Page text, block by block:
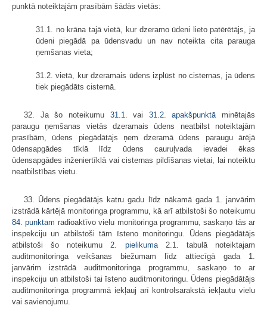
punktā noteiktajām prasībām šādās vietās:
31.1. no krāna tajā vietā, kur dzeramo ūdeni lieto patērētājs, ja
ūdeni piegādā pa ūdensvadu un nav noteikta cita parauga
ņemšanas vieta;
31.2. vietā, kur dzeramais ūdens izplūst no cisternas, ja ūdens
tiek piegādāts cisternā.
32. Ja šo noteikumu 31.1. vai 31.2. apakšpunktā minētajās
paraugu ņemšanas vietās dzeramais ūdens neatbilst noteiktajām
prasībām, ūdens piegādātājs ņem dzeramā ūdens paraugu ārējā
ūdensapgādes tīklā līdz ūdens cauruļvada ievadei ēkas
ūdensapgādes inženiertīklā vai cisternas pildīšanas vietai, lai noteiktu
neatbilstības vietu.
33. Ūdens piegādātājs katru gadu līdz nākamā gada 1. janvārim
izstrādā kārtējā monitoringa programmu, kā arī atbilstoši šo noteikumu
84. punktam radioaktīvo vielu monitoringa programmu, saskaņo tās ar
inspekciju un atbilstoši tām īsteno monitoringu. Ūdens piegādātājs
atbilstoši šo noteikumu 2. pielikuma2.1. tabulā noteiktajam
auditmonitoringa veikšanas biežumam līdz attiecīgā gada 1.
janvārim izstrādā auditmonitoringa programmu, saskaņo to ar
inspekciju un atbilstoši tai īsteno auditmonitoringu. Ūdens piegādātājs
auditmonitoringa programmā iekļauj arī kontrolsarakstā iekļautu vielu
vai savienojumu.